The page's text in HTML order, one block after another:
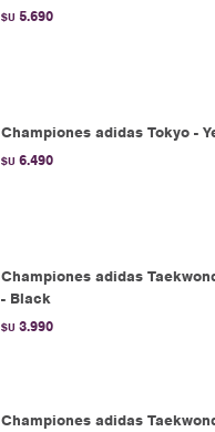
$U 5.690
Championes adidas Tokyo -
$U 6.490
Championes adidas
- Black
$U 3.990
Championes adidas